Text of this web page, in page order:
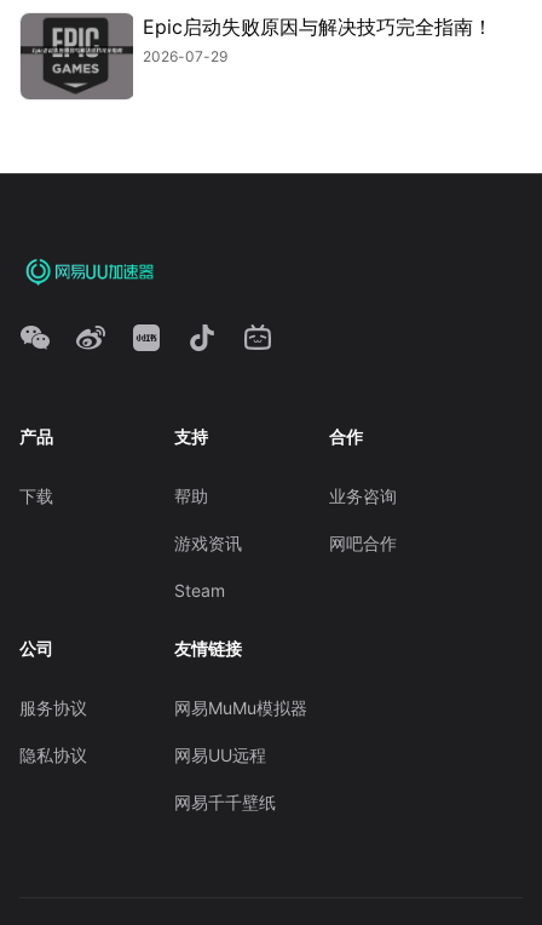
Epic启动失败原因与解决技巧完全指南！
2026-07-29
产品
下载
支持
帮助
游戏资讯
Steam
合作
业务咨询
网吧合作
公司
服务协议
隐私协议
友情链接
网易MuMu模拟器
网易UU远程
网易千千壁纸